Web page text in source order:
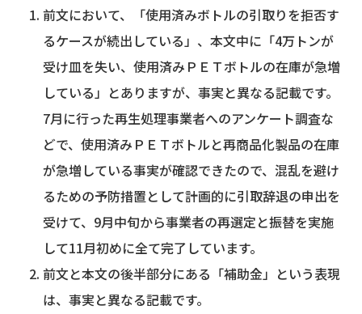
前文において、「使用済みボトルの引取りを拒否す
るケースが続出している」、本文中に「4万トンが
受け皿を失い、使用済みＰＥＴボトルの在庫が急増
している」とありますが、事実と異なる記載です。
7月に行った再生処理事業者へのアンケート調査な
どで、使用済みＰＥＴボトルと再商品化製品の在庫
が急増している事実が確認できたので、混乱を避け
るための予防措置として計画的に引取辞退の申出を
受けて、9月中旬から事業者の再選定と振替を実施
して11月初めに全て完了しています。
前文と本文の後半部分にある「補助金」という表現
は、事実と異なる記載です。